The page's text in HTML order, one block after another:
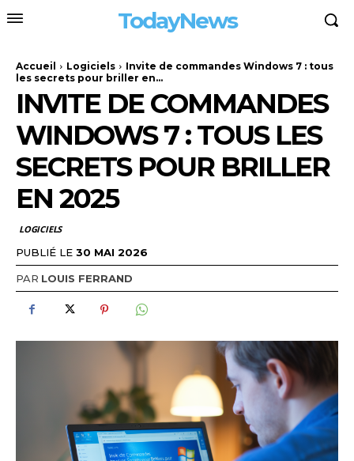
TodayNews
Accueil Logiciels
Invite de commandes Windows 7 : tous
les secrets pour briller en...
INVITE DE COMMANDES
WINDOWS 7 : TOUS LES
SECRETS POUR BRILLER
EN 2025
LOGICIELS
PUBLIÉ LE 30 MAI 2026
PAR LOUIS FERRAND